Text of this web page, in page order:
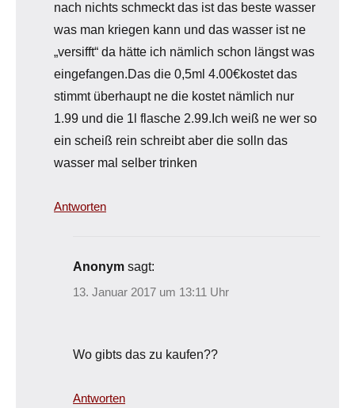
nach nichts schmeckt das ist das beste wasser
was man kriegen kann und das wasser ist ne
„versifft“ da hätte ich nämlich schon längst was
eingefangen.Das die 0,5ml 4.00€kostet das
stimmt überhaupt ne die kostet nämlich nur
1.99 und die 1l flasche 2.99.Ich weiß ne wer so
ein scheiß rein schreibt aber die solln das
wasser mal selber trinken
Antworten
Anonym sagt:
13. Januar 2017 um 13:11 Uhr
Wo gibts das zu kaufen??
Antworten